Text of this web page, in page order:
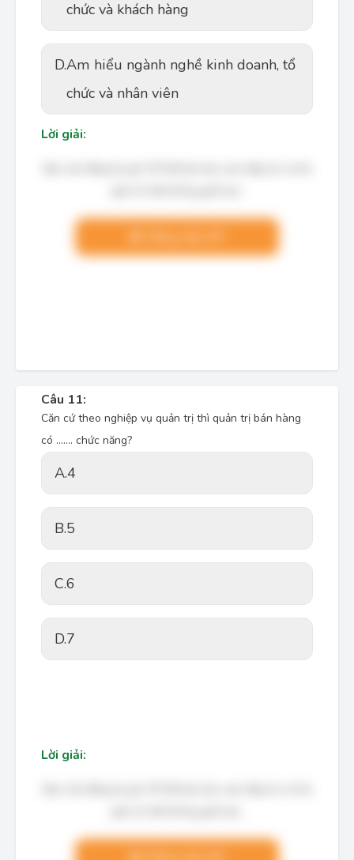
chức và khách hàng
D.Am hiểu ngành nghề kinh doanh, tổ
chức và nhân viên
Lời giải:
Câu 11:
Căn cứ theo nghiệp vụ quản trị thì quản trị bán hàng
có ....... chức năng?
A.4
B.5
C.6
D.7
Lời giải: